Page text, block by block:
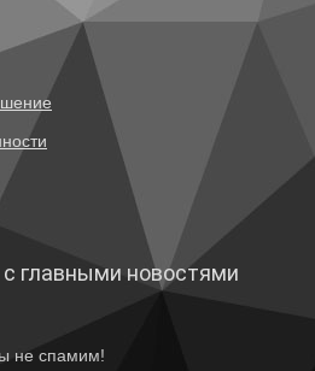
главными новостями
не спамим!